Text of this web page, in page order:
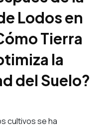
Lodos en
Tierra
la
del Suelo?
cultivos se ha